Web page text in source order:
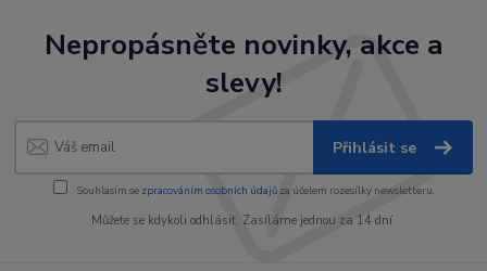
Nepropásněte novinky, akce a
slevy!
Přihlásit se
Souhlasím se zpracováním osobních údajůza účelem rozesílky newsletteru.
Můžete se kdykoli odhlásit. Zasíláme jednou za 14 dní.